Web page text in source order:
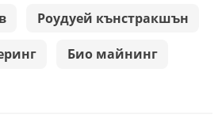
Роудуей кънстракшън
Био майнинг